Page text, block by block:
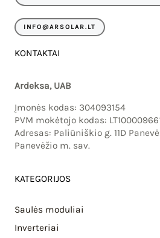
m
INFO@ARSOLAR.LT
KONTAKTAI
Ardeksa, UAB
Įmonės kodas: 304093154
PVM mokėtojo kodas:
Adresas: Paliūniškio g. 11D
Panevėžio m. sav.
KATEGORIJOS
Saulės moduliai
Inverteriai